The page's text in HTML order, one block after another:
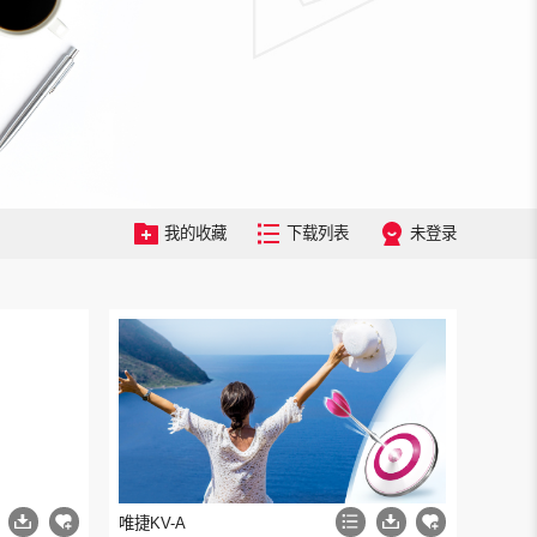
我的收藏 下载列表 未登录
唯捷KV-A